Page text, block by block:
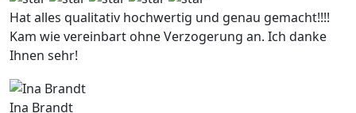
Hat alles qualitativ hochwertig und genau gemacht!!!!
Kam wie vereinbart ohne Verzogerung an. Ich danke
Ihnen sehr!
Ina Brandt